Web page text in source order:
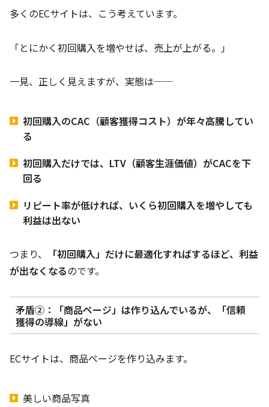
多くのECサイトは、こう考えています。
「とにかく初回購入を増やせば、売上が上がる。」
一見、正しく見えますが、実態は──
初回購入のCAC（顧客獲得コスト）が年々高騰してい
る
初回購入だけでは、LTV（顧客生涯価値）がCACを下
回る
リピート率が低ければ、いくら初回購入を増やしても
利益は出ない
つまり、
「初回購入」だけに最適化すればするほど、利益
が出なくなるのです。
矛盾②：「商品ページ」は作り込んでいるが、「信頼
獲得の導線」がない
ECサイトは、商品ページを作り込みます。
美しい商品写真